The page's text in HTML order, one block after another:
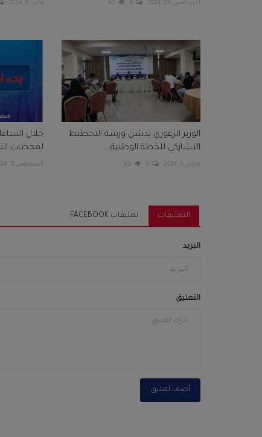
أغسطس 26, 2024 0
67 أكتوبر 8, 2024
الوزير الزعوري يدشن ورشة التخطيط
التشاركي للخطة الوطنية...
مارس 5, 2024 0
62
خلال
لمحطات
أغسطس 11, 2024
التعليقات تعليقات FACEBOOK
البريد
التعليق
أضف تعليق